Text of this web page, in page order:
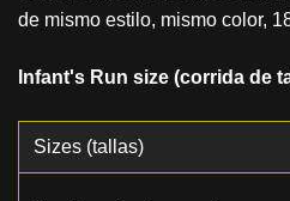
de mismo estilo, mismo color,
Infant's Run size (corrida de
Sizes (tallas)